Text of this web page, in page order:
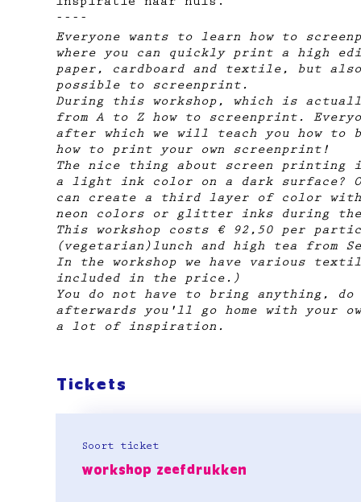
inspiratie naar huis.
----
Everyone wants to learn how to
where you can quickly print a high
paper, cardboard and textile, but
possible to screenprint.
During this workshop, which is
from A to Z how to screenprint.
after which we will teach you how to
how to print your own screenprint!
The nice thing about screen printing
a light ink color on a dark surface?
can create a third layer of color
neon colors or glitter inks during the
This workshop costs € 92,50 per
(vegetarian)lunch and high tea from
In the workshop we have various
included in the price.)
You do not have to bring anything,
afterwards you'll go home with your
a lot of inspiration.
Tickets
Soort ticket
workshop zeefdrukken